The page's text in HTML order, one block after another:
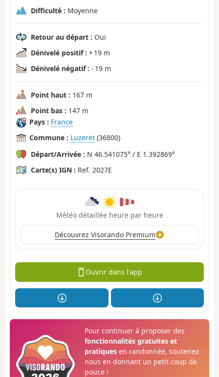
Difficulté : Moyenne
Retour au départ : Oui
Dénivelé positif : + 19 m
Dénivelé négatif : - 19 m
Point haut : 167 m
Point bas : 147 m
Pays : France
Commune : Luzeret (36800)
Départ/Arrivée : N 46.541075° / E 1.392869°
Carte(s) IGN : Ref. 2027E
Météo détaillée heure par heure
Découvrez Visorando Premium
Ouvrir dans l'app
Pour continuer à proposer des
fonctionnalités gratuites et
pratiquesen randonnée, soutenez-
nous en donnant un petit coup de
pouce !